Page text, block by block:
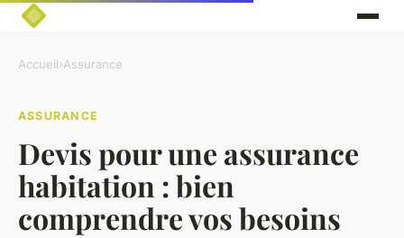
Accueil›Assurance
ASSURANCE
Devis pour une assurance
habitation : bien
comprendre vos besoins